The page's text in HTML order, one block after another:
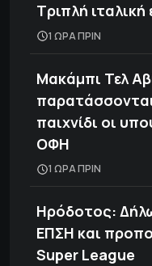
Τριπλή
1 ΩΡΑ ΠΡΙΝ
Μακάμπι Τελ
παιχνίδι οι
ΟΦΗ
1 ΩΡΑ ΠΡΙΝ
Ηρόδοτος:
ΕΠΣΗ και
Super League